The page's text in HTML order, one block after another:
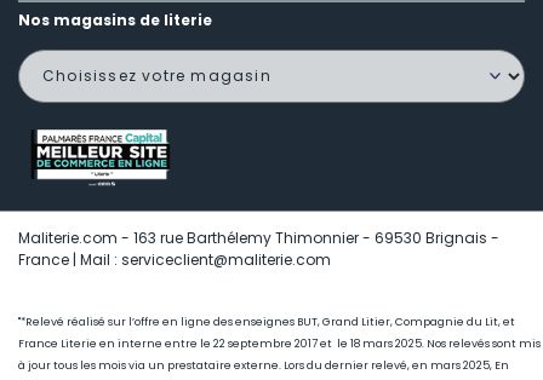
Nos magasins de literie
Maliterie.com - 163 rue Barthélemy Thimonnier - 69530 Brignais -
France | Mail : serviceclient@maliterie.com
"*Relevé réalisé sur l’offre en ligne des enseignes BUT, Grand Litier, Compagnie du Lit, et
France Literie en interne entre le 22 septembre 2017 et le 18 mars 2025. Nos relevés sont mis
à jour tous les mois via un prestataire externe. Lors du dernier relevé, en mars 2025, En